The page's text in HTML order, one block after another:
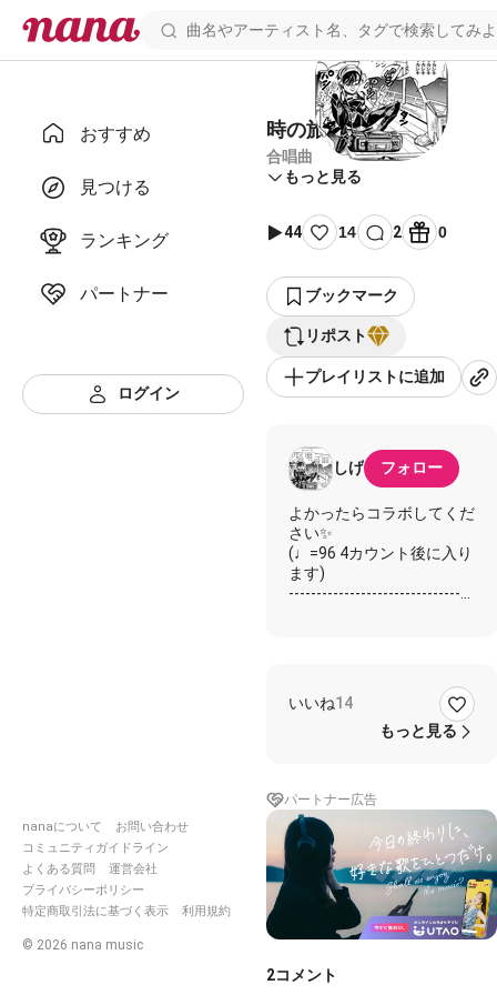
おすすめ
見つける
ランキング
パートナー
ログイン
nanaについて
お問い合わせ
コミュニティガイドライン
よくある質問
運営会社
プライバシーポリシー
特定商取引法に基づく表示
利用規約
© 2026 nana music
時の旅人 コラボ用
合唱曲
もっと見る
44 14 2 0
ブックマーク
リポスト
プレイリストに追加
しげ フォロー
よかったらコラボしてくだ
さい✨
(♩=96 4カウント後に入り
ます)
---------------------------------
✨めぐるめぐる風 めぐる
✨めぐるめぐる風 めぐる
想いにのって
☆ぼくらは(★ぼくらは)
☆時の(★時の)
✨時の旅人
☆忘れかけていた日々
った頃
いいね14
もっと見る
パートナー広告
2コメント